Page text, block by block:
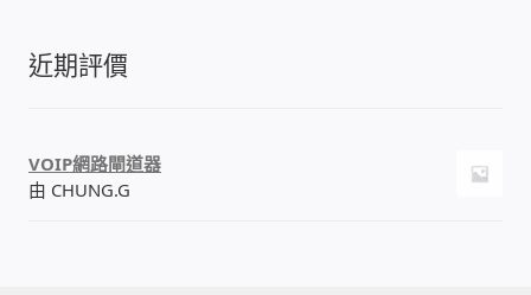
近期評價
VOIP網路閘道器
由 CHUNG.G